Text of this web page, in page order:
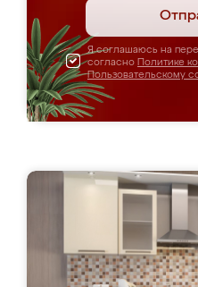
Я соглашаюсь на
согласно Политике
Пользовательскому